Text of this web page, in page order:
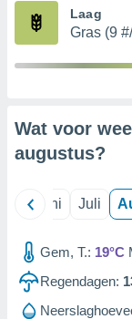
partners
Laag
Gras (9
Wat voor
augustus?
Juni Juli
Gem, T.: 19°C
Regendagen: